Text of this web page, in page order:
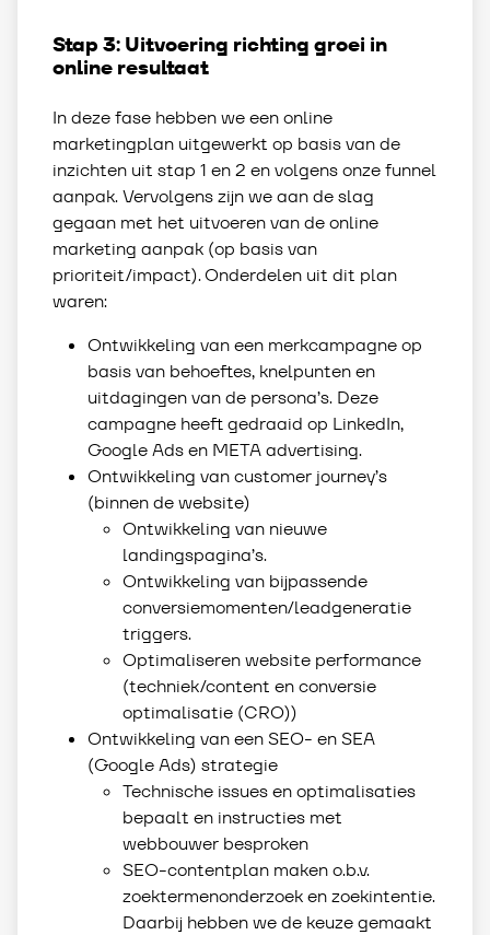
Stap 3: Uitvoering richting groei in
online resultaat
In deze fase hebben we een online
marketingplan uitgewerkt op basis van de
inzichten uit stap 1 en 2 en volgens onze funnel
aanpak. Vervolgens zijn we aan de slag
gegaan met het uitvoeren van de online
marketing aanpak (op basis van
prioriteit/impact). Onderdelen uit dit plan
waren:
Ontwikkeling van een merkcampagne op
basis van behoeftes, knelpunten en
uitdagingen van de persona’s. Deze
campagne heeft gedraaid op LinkedIn,
Google Ads en META advertising.
Ontwikkeling van customer journey’s
(binnen de website)
Ontwikkeling van nieuwe
landingspagina’s.
Ontwikkeling van bijpassende
conversiemomenten/leadgeneratie
triggers.
Optimaliseren website performance
(techniek/content en conversie
optimalisatie (CRO))
Ontwikkeling van een SEO- en SEA
(Google Ads) strategie
Technische issues en optimalisaties
bepaalt en instructies met
webbouwer besproken
SEO-contentplan maken o.b.v.
zoektermenonderzoek en zoekintentie.
Daarbij hebben we de keuze gemaakt